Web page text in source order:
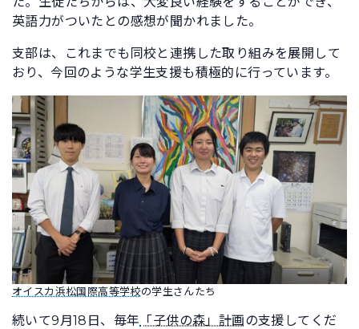
英語力がついたとの感想が聞かれました。
支部は、これまでも同校と連携した取り組みを展開して
おり、今回のような学生支援も積極的に行っています。
オイスカ浜松国際高等学校の学生さんたち
続いて9月18日、毎年 「子供の森」計画の支援してくだ